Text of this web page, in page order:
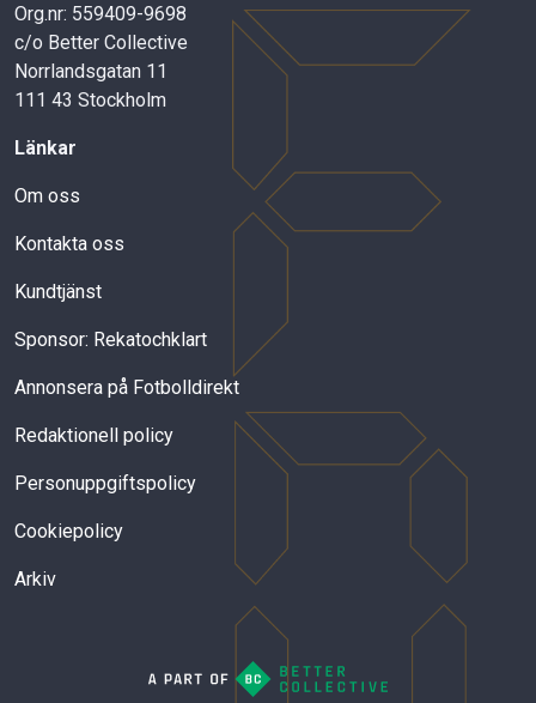
Org.nr: 559409-9698
c/o Better Collective
Norrlandsgatan 11
111 43 Stockholm
Länkar
Om oss
Kontakta oss
Kundtjänst
Sponsor: Rekatochklart
Annonsera på Fotbolldirekt
Redaktionell policy
Personuppgiftspolicy
Cookiepolicy
Arkiv